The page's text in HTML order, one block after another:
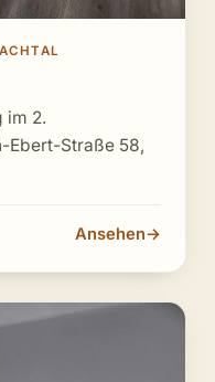
im 2.
Ebert-Straße 58,
Ansehen→